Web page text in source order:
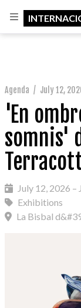
Agenda / July 12,
'En
somnis'
July 12, 2026 –
Exhibitions
La Bisbal